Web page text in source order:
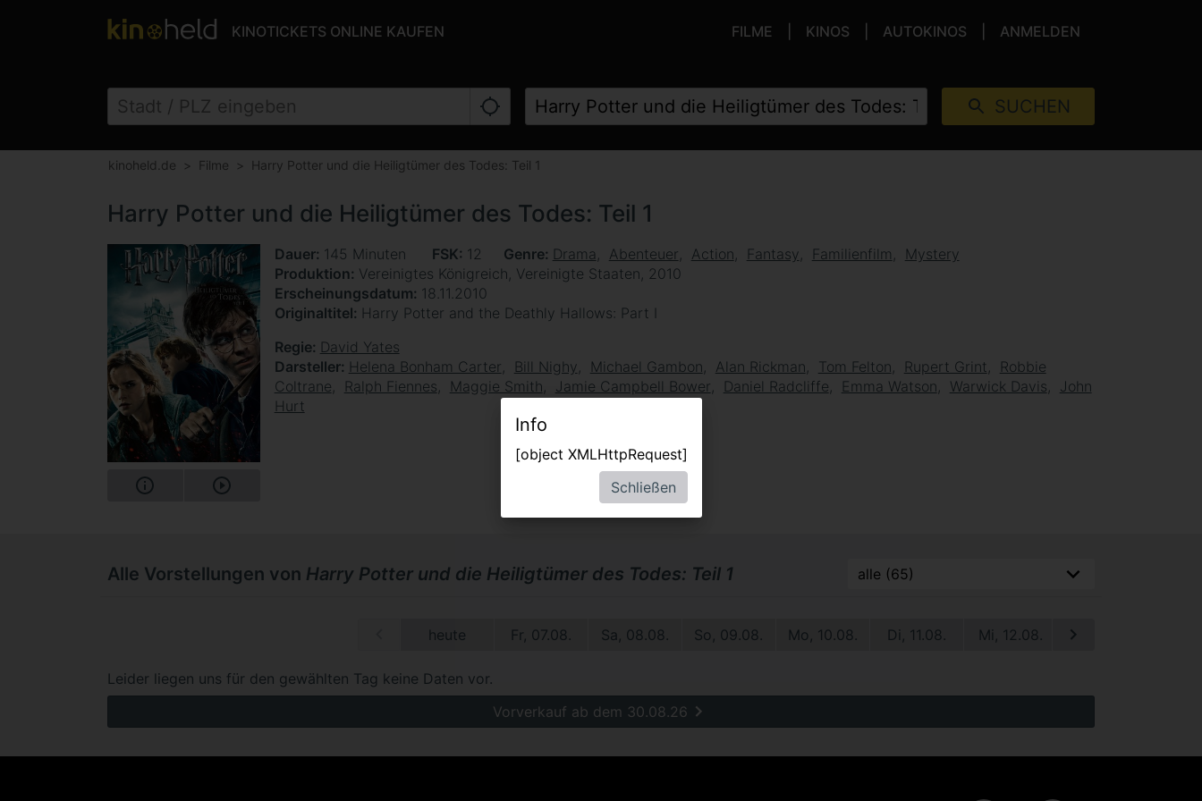
KINOTICKETS ONLINE KAUFEN FILME KINOS AUTOKINOS ANMELDEN
SUCHEN
kinoheld.de Filme Harry Potter und die Heiligtümer des Todes: Teil 1
Harry Potter und die Heiligtümer des Todes: Teil 1
Dauer 145 Minuten FSK 12 Genre Drama Abenteuer Action Fantasy Familienfilm
Mystery
Produktion Vereinigtes Königreich, Vereinigte Staaten, 2010
Erscheinungsdatum 18.11.2010
Originaltitel Harry Potter and the Deathly Hallows: Part I
Regie David Yates
Darsteller Helena Bonham Carter Bill Nighy Michael Gambon Alan Rickman Tom Felton Rupert Grint
Robbie
Coltrane
Ralph Fiennes Maggie Smith Jamie Campbell Bower Daniel Radcliffe Emma Watson Warwick Davis
John
Hurt
Alle Vorstellungen von Harry Potter und die Heiligtümer des Todes: Teil 1
heute Fr, 07.08. Sa, 08.08. So, 09.08. Mo, 10.08. Di, 11.08. Mi, 12.08. Do, 13.08.
Leider liegen uns für den gewählten Tag keine Daten vor.
Vorverkauf ab dem 30.08.26
Info
[object XMLHttpRequest]
Schließen